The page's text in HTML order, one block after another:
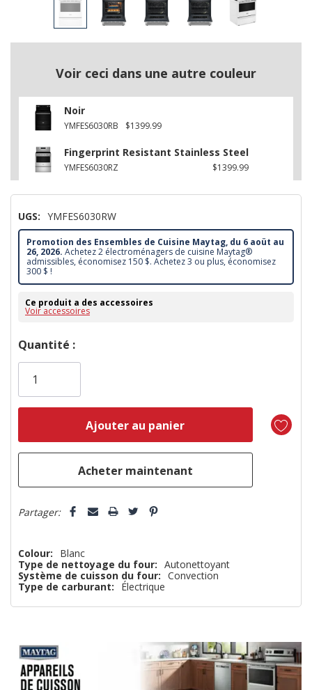
Voir ceci dans une autre couleur
Noir
YMFES6030RB $1399.99
Fingerprint Resistant Stainless Steel
YMFES6030RZ $1399.99
UGS: YMFES6030RW
Promotion des Ensembles de Cuisine Maytag, du 6 aoüt au
26, 2026. Achetez 2 électroménagers de cuisine Maytag®
admissibles, économisez 150 $. Achetez 3 ou plus, économisez
300 $ !
Ce produit a des accessoires
Voir accessoires
Dépêchez-
vous!
plus
Quantité :
Partager:
Colour:
Blanc
Type de nettoyage du four: Autonettoyant
Système de cuisson du four: Convection
Type de carburant:
Électrique